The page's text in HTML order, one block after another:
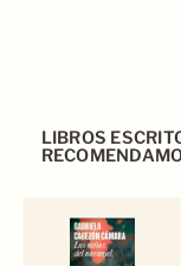
LIBROS